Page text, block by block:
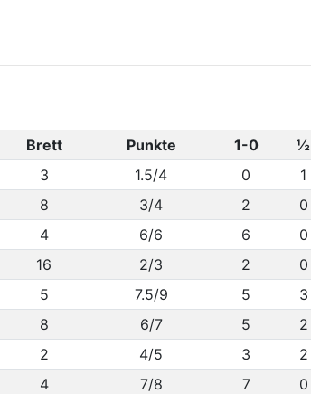
Brett Punkte 1-0 ½
3 1.5/4 0 1
8 3/4 2 0
4 6/6 6 0
16 2/3 2 0
5 7.5/9 5 3
8 6/7 5 2
2 4/5 3 2
4 7/8 7 0